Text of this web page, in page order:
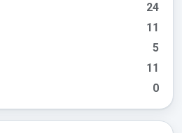
24
11
5
11
0